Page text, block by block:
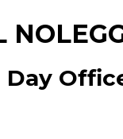
Day